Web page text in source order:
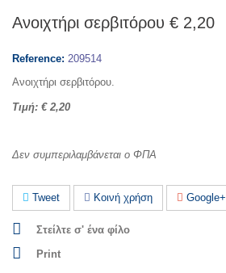
Ανοιχτήρι σερβιτόρου € 2,20
Reference: 209514
Ανοιχτήρι σερβιτόρου.
Τιμή: € 2,20
Δεν συμπεριλαμβάνεται ο ΦΠΑ
Tweet Κοινή χρήση Google+
Στείλτε σ' ένα φίλο
Print